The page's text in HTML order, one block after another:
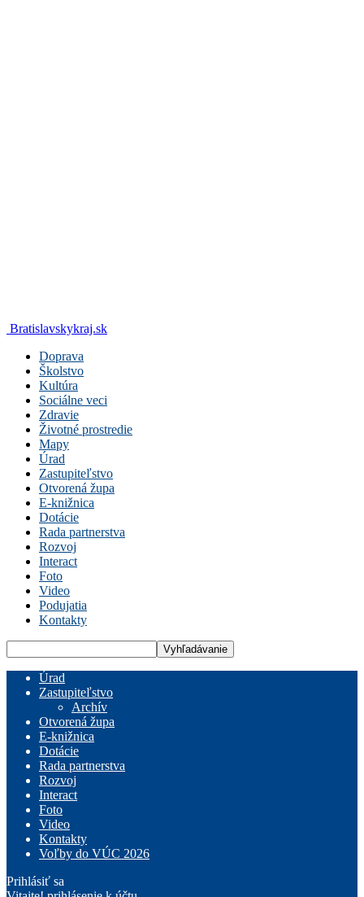
Bratislavskykraj.sk
Doprava
Školstvo
Kultúra
Sociálne veci
Zdravie
Životné prostredie
Mapy
Úrad
Zastupiteľstvo
Otvorená župa
E-knižnica
Dotácie
Rada partnerstva
Rozvoj
Interact
Foto
Video
Podujatia
Kontakty
Úrad
Zastupiteľstvo
Archív
Otvorená župa
E-knižnica
Dotácie
Rada partnerstva
Rozvoj
Interact
Foto
Video
Kontakty
Voľby do VÚC 2026
Prihlásiť sa